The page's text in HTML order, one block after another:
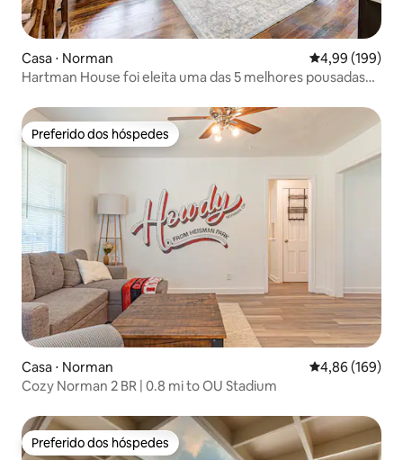
Casa ⋅ Norman 4,99 de uma
4,99 (199)
Hartman House foi eleita uma das 5 melhores pousadas
Preferido dos hóspedes
Preferido dos hóspedes
Casa ⋅ Norman 4,86 de uma
4,86 (169)
Cozy Norman 2 BR | 0.8 mi to OU Stadium
Preferido dos hóspedes
Preferido dos hóspedes